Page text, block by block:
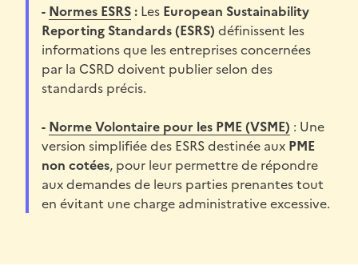
- Normes ESRS: Les European Sustainability
Reporting Standards (ESRS) définissent les
informations que les entreprises concernées
par la CSRD doivent publier selon des
standards précis.
- Norme Volontaire pour les PME (VSME) : Une
version simplifiée des ESRS destinée aux PME
non cotées, pour leur permettre de répondre
aux demandes de leurs parties prenantes tout
en évitant une charge administrative excessive.